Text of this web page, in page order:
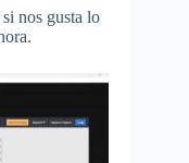
nos gusta lo